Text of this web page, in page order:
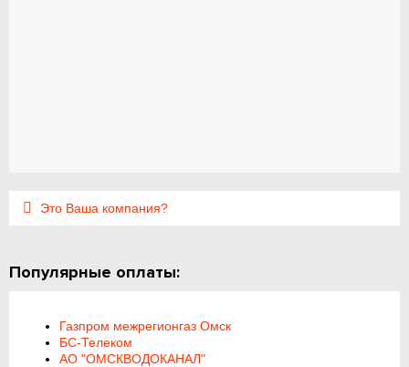
Это Ваша компания?
Популярные оплаты:
Газпром межрегионгаз Омск
БС-Телеком
АО "ОМСКВОДОКАНАЛ"